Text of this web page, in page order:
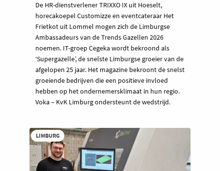
De HR-dienstverlener TRIXXO IX uit Hoeselt,
horecakoepel Customizze en eventcateraar Het
Frietkot uit Lommel mogen zich de Limburgse
Ambassadeurs van de Trends Gazellen 2026
noemen. IT-groep Cegeka wordt bekroond als
‘Supergazelle’, de snelste Limburgse groeier van de
afgelopen 25 jaar. Het magazine bekroont de snelst
groeiende bedrijven die een positieve invloed
hebben op het ondernemersklimaat in hun regio.
Voka – KvK Limburg ondersteunt de wedstrijd.
LIMBURG